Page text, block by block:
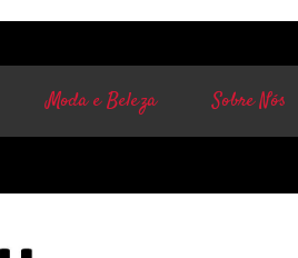
Moda e Beleza Sobre Nós